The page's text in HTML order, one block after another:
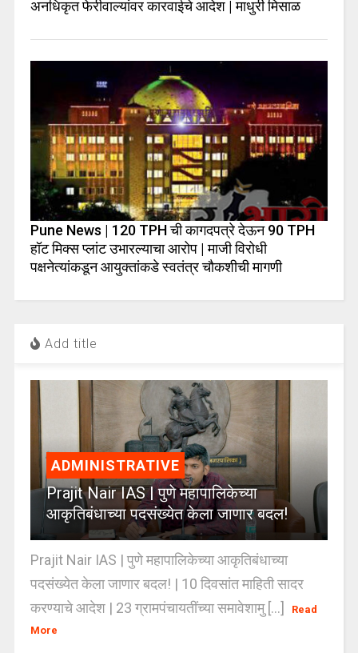
अनधिकृत फेरीवाल्यांवर कारवाईचे आदेश | माधुरी मिसाळ
Pune News | 120 TPH ची कागदपत्रे देऊन 90 TPH
हॉट मिक्स प्लांट उभारल्याचा आरोप | माजी विरोधी
पक्षनेत्यांकडून आयुक्तांकडे स्वतंत्र चौकशीची मागणी
Add title
ADMINISTRATIVE
Prajit Nair IAS | पुणे महापालिकेच्या
आकृतिबंधाच्या पदसंख्येत केला जाणार बदल!
Prajit Nair IAS | पुणे महापालिकेच्या आकृतिबंधाच्या
पदसंख्येत केला जाणार बदल! | 10 दिवसांत माहिती सादर
करण्याचे आदेश | 23 ग्रामपंचायतींच्या समावेशामु [...]
Read
More